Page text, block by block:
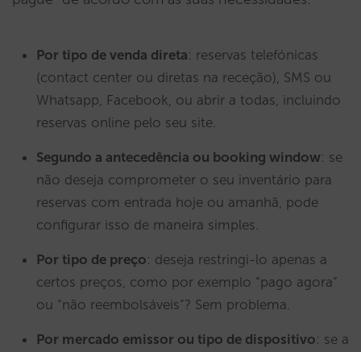
Por tipo de venda direta: reservas telefónicas
(contact center ou diretas na receção), SMS ou
Whatsapp, Facebook, ou abrir a todas, incluindo
reservas online pelo seu site.
Segundo a antecedência ou booking window: se
não deseja comprometer o seu inventário para
reservas com entrada hoje ou amanhã, pode
configurar isso de maneira simples.
Por tipo de preço: deseja restringi-lo apenas a
certos preços, como por exemplo “pago agora”
ou “não reembolsáveis”? Sem problema.
Por mercado emissor ou tipo de dispositivo: se a